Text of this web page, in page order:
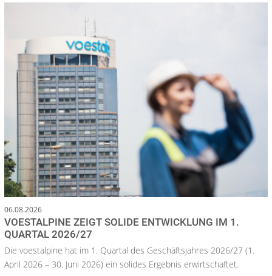
06.08.2026
VOESTALPINE ZEIGT SOLIDE ENTWICKLUNG IM 1.
QUARTAL 2026/27
Die voestalpine hat im 1. Quartal des Geschäftsjahres 2026/27 (1.
April 2026 – 30. Juni 2026) ein solides Ergebnis erwirtschaftet.